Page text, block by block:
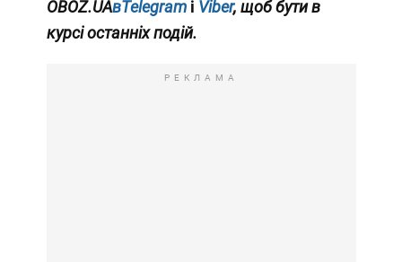
OBOZ.UAвTelegramі Viber, щоб бути в
курсі останніх подій.
РЕКЛАМА